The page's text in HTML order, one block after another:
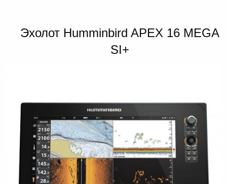
Эхолот Humminbird APEX 16 MEGA
SI+